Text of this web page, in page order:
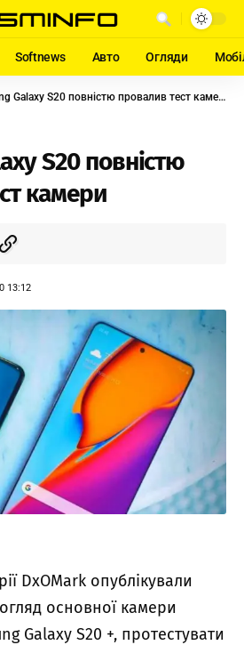
Softnews Авто Огляди
Galaxy S20 повністю провалив тест камери
S20 повністю
камери
13:12
DxOMark опублікували
основної камери
Galaxy S20 +, протестувати